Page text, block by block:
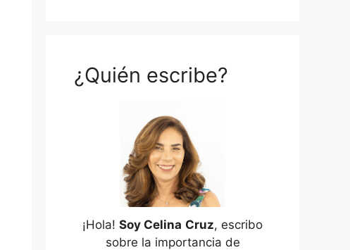
¿Quién escribe?
¡Hola! Soy Celina Cruz, escribo
sobre la importancia de